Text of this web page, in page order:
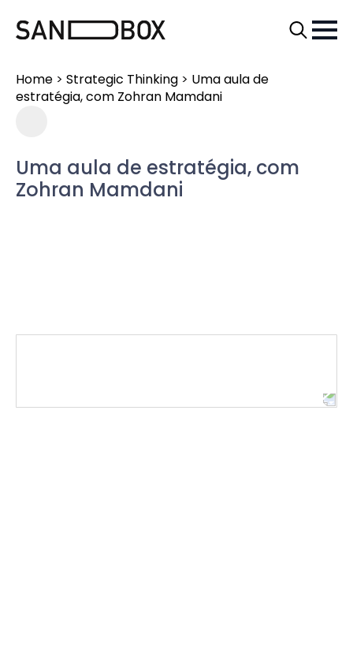
Home > Strategic Thinking > Uma aula de
estratégia, com Zohran Mamdani
Uma aula de estratégia, com
Zohran Mamdani